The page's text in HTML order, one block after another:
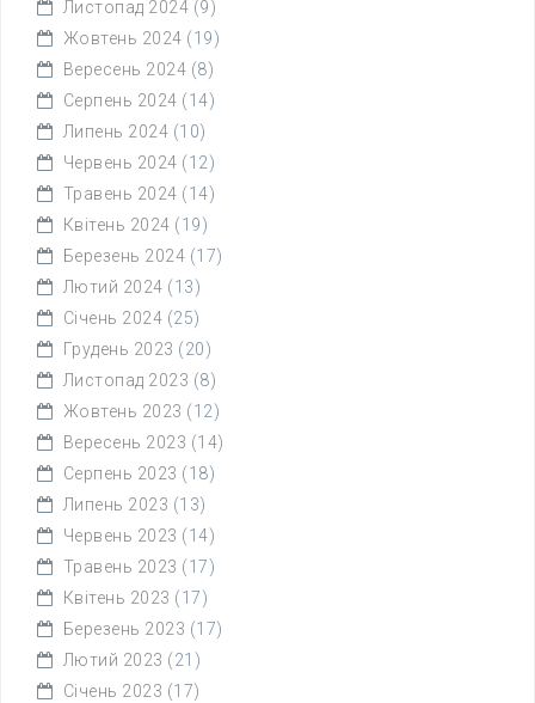
Листопад 2024 (9)
Жовтень 2024 (19)
Вересень 2024 (8)
Серпень 2024 (14)
Липень 2024 (10)
Червень 2024 (12)
Травень 2024 (14)
Квітень 2024 (19)
Березень 2024 (17)
Лютий 2024 (13)
Січень 2024 (25)
Грудень 2023 (20)
Листопад 2023 (8)
Жовтень 2023 (12)
Вересень 2023 (14)
Серпень 2023 (18)
Липень 2023 (13)
Червень 2023 (14)
Травень 2023 (17)
Квітень 2023 (17)
Березень 2023 (17)
Лютий 2023 (21)
Січень 2023 (17)